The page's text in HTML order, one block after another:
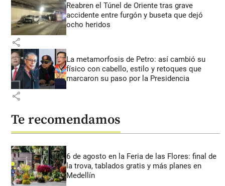
Reabren el Túnel de Oriente tras grave
accidente entre furgón y buseta que dejó
ocho heridos
share
La metamorfosis de Petro: así cambió su
físico con cabello, estilo y retoques que
marcaron su paso por la Presidencia
share
Te recomendamos
6 de agosto en la Feria de las Flores: final de
la trova, tablados gratis y más planes en
Medellín